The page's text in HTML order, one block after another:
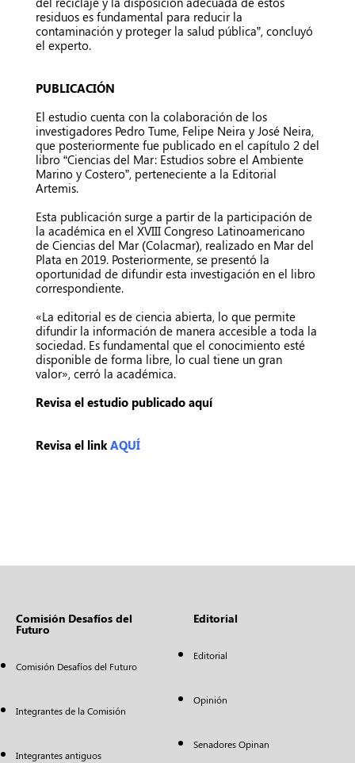
residuos es fundamental para reducir la
contaminación y proteger la salud pública”, concluyó
el experto.
PUBLICACIÓN
El estudio cuenta con la colaboración de los
investigadores Pedro Tume, Felipe Neira y José Neira,
que posteriormente fue publicado en el capítulo 2 del
libro “Ciencias del Mar: Estudios sobre el Ambiente
Marino y Costero”, perteneciente a la Editorial
Artemis.
Esta publicación surge a partir de la participación de
la académica en el XVIII Congreso Latinoamericano
de Ciencias del Mar (Colacmar), realizado en Mar del
Plata en 2019. Posteriormente, se presentó la
oportunidad de difundir esta investigación en el libro
correspondiente.
«La editorial es de ciencia abierta, lo que permite
difundir la información de manera accesible a toda la
sociedad. Es fundamental que el conocimiento esté
disponible de forma libre, lo cual tiene un gran
valor», cerró la académica.
Revisa el estudio publicado aquí
Revisa el linkAQUÍ
Comisión Desafíos del
Futuro
Comisión Desafíos del Futuro
Integrantes de la Comisión
Integrantes antiguos
Editorial
Editorial
Opinión
Senadores Opinan